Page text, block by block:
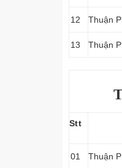
12 Thuận
13 Thuận
Stt
01 Thuận